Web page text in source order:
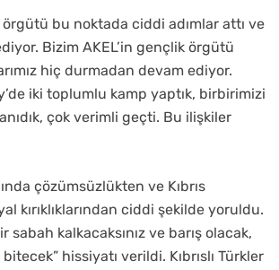
bu noktada ciddi adımlar attı ve
Bizim AKEL’in gençlik örgütü
hiç durmadan devam ediyor.
iki toplumlu kamp yaptık, birbirimizi
çok verimli geçti. Bu ilişkiler
çözümsüzlükten ve Kıbrıs
kırıklıklarından ciddi şekilde yoruldu.
sabah kalkacaksınız ve barış olacak,
hissiyatı verildi. Kıbrıslı Türkler